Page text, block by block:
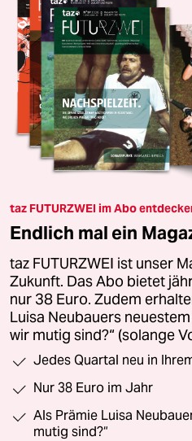
taz FUTURZWEI im Abo
Endlich mal ein
taz FUTURZWEI ist unser
Zukunft. Das Abo bietet
nur 38 Euro. Zudem
Luisa Neubauers
wir mutig sind?“ (solange
Jedes Quartal neu in
Nur 38 Euro im Jahr
Als Prämie Luisa
mutig sind?“